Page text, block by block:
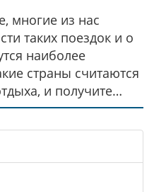
многие из нас
таких поездок и о
наиболее
страны считаются
и получите
даже в
рассмотрим
и предоставим
отпуск не